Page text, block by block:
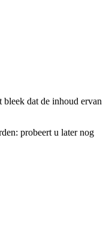
dat de inhoud ervan
probeert u later nog